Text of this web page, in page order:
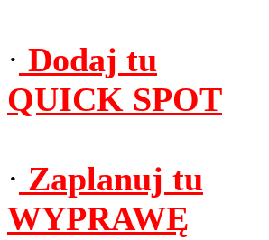
· Dodaj tu
QUICK SPOT
· Zaplanuj tu
WYPRAWĘ